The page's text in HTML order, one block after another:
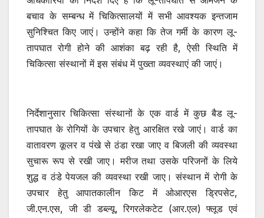
बचाव के सम्बन्ध में चिकित्सालयों में सभी आवश्यक इन्तजाम
सुनिश्चित किए जाएं। उन्होंने कहा कि तेज गर्मी के कारण लू-
तापघात रोगी होने की आशंका बढ़ रही है, ऐसी स्थिति में
चिकित्सा संस्थानों में इस संबंध में पुख्ता व्यवस्थाएं की जाएं।
निर्देशानुसार चिकित्सा संस्थानों के एक वार्ड में कुछ बैड लू-
तापघात के रोगियों के उपचार हेतु आरक्षित रखे जाएं। वार्ड का
वातावरण कूलर व पंखे से ठंडा रखा जाए व बिजली की व्यवस्था
सुचारू रूप से रखी जाए। मरीज तथा उसके परिजनों के लिये
शुद्ध व ठंडे पेयजल की व्यवस्था रखी जाए। संस्थान में रोगी के
उपचार हेतु आपातकालीन किट में ओआरएस ड्रिपसेट,
जी.एन.एस, जी डी डब्ल्यू, रिगरलेकटेट (आर.एल) फ्लूड एवं